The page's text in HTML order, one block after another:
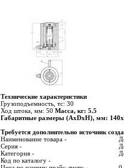
Технические характеристики
Грузоподъемность, тс: 30
Ход штока, мм: 50 Масса, кг: 5.5
Габаритные размеры (AxDxH), мм:
Требуется дополнительно источник
Наименование товара -
Серия -
Категория -
Код по каталогу -